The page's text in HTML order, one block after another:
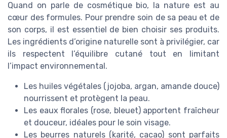
Quand on parle de cosmétique bio, la nature est au
cœur des formules. Pour prendre soin de sa peau et de
son corps, il est essentiel de bien choisir ses produits.
Les ingrédients d’origine naturelle sont à privilégier, car
ils respectent l’équilibre cutané tout en limitant
l’impact environnemental.
Les huiles végétales (jojoba, argan, amande douce)
nourrissent et protègent la peau.
Les eaux florales (rose, bleuet) apportent fraîcheur
et douceur, idéales pour le soin visage.
Les beurres naturels (karité, cacao) sont parfaits